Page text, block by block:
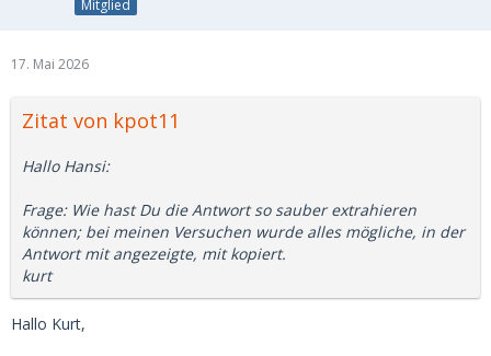
Mitglied
17. Mai 2026
Zitat von kpot11
Hallo Hansi:
Frage: Wie hast Du die Antwort so sauber extrahieren
können; bei meinen Versuchen wurde alles mögliche, in der
Antwort mit angezeigte, mit kopiert.
kurt
Hallo Kurt,